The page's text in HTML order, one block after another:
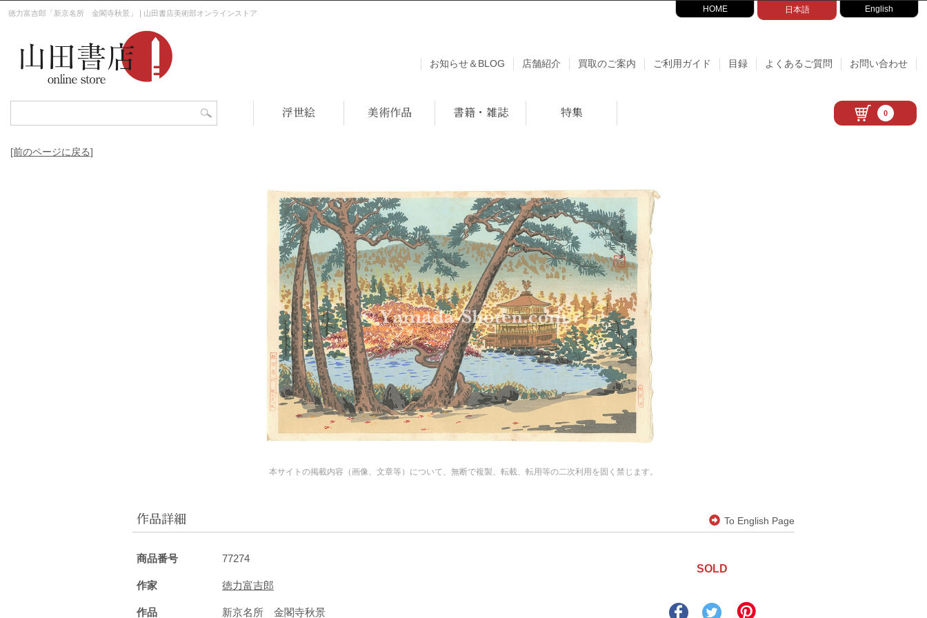
徳力富吉郎「新京名所 金閣寺秋景」 | 山田書店美術部オンラインストア HOME 日本語 English
お知らせ＆BLOG 店舗紹介 買取のご案内 ご利用ガイド 目録 よくあるご質問 お問い合わせ
浮世絵 美術作品 書籍・雑誌 特集 0
[前のページに戻る]
本サイトの掲載内容（画像、文章等）について、無断で複製、転載、転用等の二次利用を固く禁じます。
作品詳細 To English Page
商品番号 77274
作家 徳力富吉郎
作品 新京名所 金閣寺秋景
SOLD